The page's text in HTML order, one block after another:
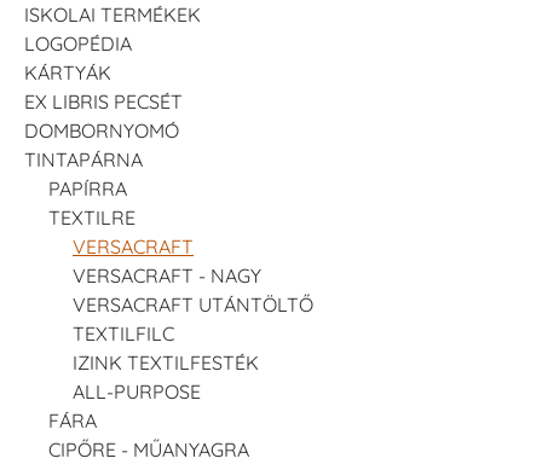
ISKOLAI TERMÉKEK
LOGOPÉDIA
KÁRTYÁK
EX LIBRIS PECSÉT
DOMBORNYOMÓ
TINTAPÁRNA
PAPÍRRA
TEXTILRE
VERSACRAFT
VERSACRAFT - NAGY
VERSACRAFT UTÁNTÖLTŐ
TEXTILFILC
IZINK TEXTILFESTÉK
ALL-PURPOSE
FÁRA
CIPŐRE - MŰANYAGRA